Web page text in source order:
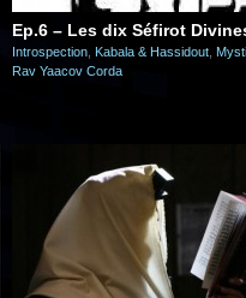
Ep.6 – Les dix Séfirot
Introspection Kabala & Hassidout
Rav Yaacov Corda